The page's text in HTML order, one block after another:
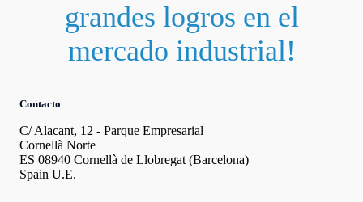
grandes logros en el
mercado industrial!
Contacto
C/ Alacant, 12 - Parque Empresarial
Cornellà Norte
ES 08940 Cornellà de Llobregat (Barcelona)
Spain U.E.